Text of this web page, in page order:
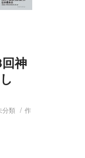
神
分類 / 作